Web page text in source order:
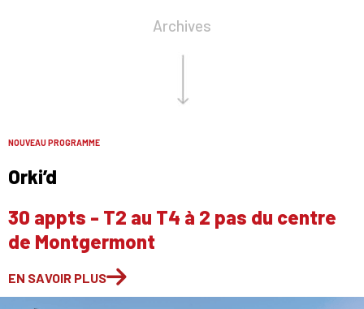
Archives
NOUVEAU PROGRAMME
Orki’d
30 appts - T2 au T4 à 2 pas du centre
de Montgermont
EN SAVOIR PLUS